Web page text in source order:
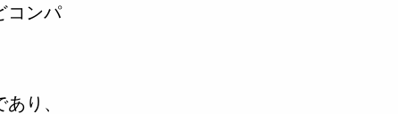
コンパ
り、